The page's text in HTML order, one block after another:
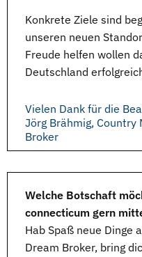
Konkrete Ziele sind
unseren neuen
Freude helfen wollen
Deutschland
Vielen Dank für die
Jörg Brähmig, Country
Broker
Welche Botschaft
connecticum gern
Hab Spaß neue Dinge
Dream Broker, bring